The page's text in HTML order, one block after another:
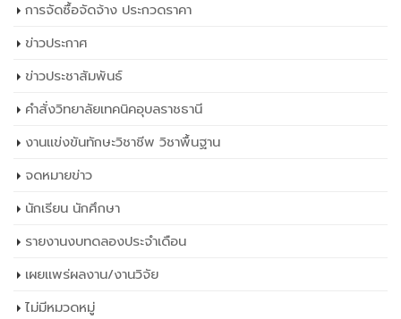
การจัดซื้อจัดจ้าง ประกวดราคา
ข่าวประกาศ
ข่าวประชาสัมพันธ์
คำสั่งวิทยาลัยเทคนิคอุบลราชธานี
งานแข่งขันทักษะวิชาชีพ วิชาพื้นฐาน
จดหมายข่าว
นักเรียน นักศึกษา
รายงานงบทดลองประจำเดือน
เผยเเพร่ผลงาน/งานวิจัย
ไม่มีหมวดหมู่